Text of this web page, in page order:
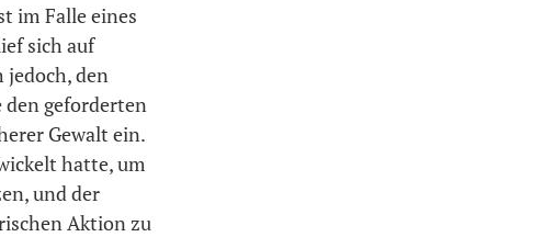
im Falle eines
sich auf
jedoch, den
geforderten
Gewalt ein.
hatte, um
und der
Aktion zu